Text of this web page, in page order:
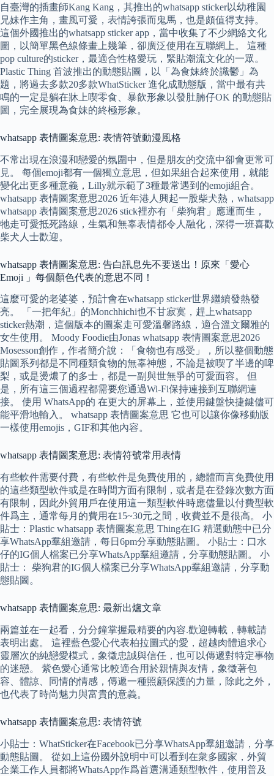
自臺灣的插畫師Kang Kang，其推出的whatsapp sticker以幼稚園
兄妹作主角，畫風可愛，表情誇張而鬼馬，也是頗值得支持。
這個外國推出的whatsapp sticker app，當中收集了不少網絡文化
圖，以簡單黑色線條畫上幾筆，卻廣泛使用在互聯網上。 這種
pop culture的sticker，最適合性格愛玩，緊貼潮流文化的一眾。
Plastic Thing 首波推出的動態貼圖，以「為食妹終於識鬱」為
題，將過去多款20多款WhatSticker 進化成動態版，當中最有共
鳴的一定是躺在牀上喫零食、暴飲形象以發肚腩仔OK 的動態貼
圖，完全展現為食妹的終極形象。
whatsapp 表情圖案意思: 表情符號動漫風格
不常出現在浪漫和戀愛的氛圍中，但是朋友的交流中卻會更常可
見。 每個emoji都有一個獨立意思，但如果組合起來使用，就能
變化出更多種意義，Lilly就示範了3種最常遇到的emoji組合。
whatsapp 表情圖案意思2026 近年港人興起一股柴犬熱，whatsapp
whatsapp 表情圖案意思2026 stick裡亦有「柴狗君」應運而生，
牠走可愛抵死路線，生氣和無辜表情都令人融化，深得一班喜歡
柴犬人士歡迎。
whatsapp 表情圖案意思: 告白訊息先不要送出！原來「愛心
Emoji 」每個顏色代表的意思不同！
這麼可愛的老婆婆，預計會在whatsapp sticker世界繼續發熱發
亮。 「一把年紀」的Monchhichi也不甘寂寞，趕上whatsapp
sticker熱潮，這個版本的圖案走可愛溫馨路線，適合溫文爾雅的
女生使用。 Moody Foodie由Jonas whatsapp 表情圖案意思2026
Mosesson創作，作者簡介說：「食物也有感受」，所以整個動態
貼圖系列都是不同種類食物的無辜神態，不論是被喫了半邊的啤
梨，或是燙燶了的多士，都是一副與世無爭的可愛面容。 但
是，所有這三個過程都需要您通過Wi-Fi保持連接到互聯網連
接。 使用 WhatsApp的 在更大的屏幕上，並使用鍵盤快捷鍵儘可
能平滑地輸入。 whatsapp 表情圖案意思 它也可以讓你像移動版
一樣使用emojis，GIF和其他內容。
whatsapp 表情圖案意思: 表情符號常用表情
有些軟件需要付費，有些軟件是免費使用的，總體而言免費使用
的這些類型軟件或是在時間方面有限制，或者是在登錄次數方面
有限制，因此外貿用戶在使用這一類型軟件時應儘量以付費型軟
件爲主，通常每月的費用在15~30元之間，收費並不是很高。 小
貼士：Plastic whatsapp 表情圖案意思 Thing在IG 精選動態中已分
享WhatsApp羣組邀請，每日6pm分享動態貼圖。 小貼士：口水
仔的IG個人檔案已分享WhatsApp羣組邀請，分享動態貼圖。 小
貼士： 柴狗君的IG個人檔案已分享WhatsApp羣組邀請，分享動
態貼圖。
whatsapp 表情圖案意思: 最新出爐文章
兩篇並在一起看，分分鐘掌握最精要的內容.歡迎轉載，轉載請
表明出處。 這裡藍色愛心代表柏拉圖式的愛，超越肉體追求心
靈層次的純戀愛模式，象徵忠誠與信任，也可以傳遞對特定事物
的迷戀。 紫色愛心通常比較適合用於親情與友情，象徵著包
容、體諒、同情的情感，傳遞一種照顧保護的力量，除此之外，
也代表了時尚魅力與富貴的意義。
whatsapp 表情圖案意思: 表情符號
小貼士：WhatSticker在Facebook已分享WhatsApp羣組邀請，分享
動態貼圖。 從如上這份國外說明中可以看到在衆多國家，外貿
企業工作人員都將WhatsApp作爲首選溝通類型軟件，使用普及